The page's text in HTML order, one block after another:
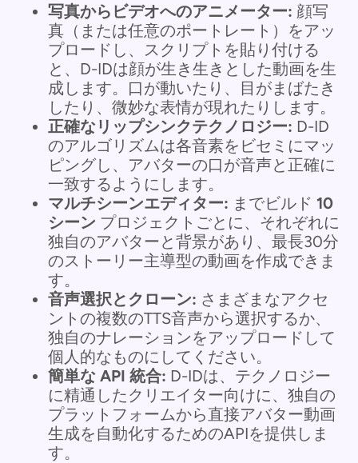
写真からビデオへのアニメーター: 顔写
真（または任意のポートレート）をアッ
プロードし、スクリプトを貼り付ける
と、D-IDは顔が生き生きとした動画を生
成します。口が動いたり、目がまばたき
したり、微妙な表情が現れたりします。
正確なリップシンクテクノロジー: D-ID
のアルゴリズムは各音素をビセミにマッ
ピングし、アバターの口が音声と正確に
一致するようにします。
マルチシーンエディター: までビルド 10
シーン プロジェクトごとに、それぞれに
独自のアバターと背景があり、最長30分
のストーリー主導型の動画を作成できま
す。
音声選択とクローン: さまざまなアクセ
ントの複数のTTS音声から選択するか、
独自のナレーションをアップロードして
個人的なものにしてください。
簡単な API 統合: D-IDは、テクノロジー
に精通したクリエイター向けに、独自の
プラットフォームから直接アバター動画
生成を自動化するためのAPIを提供しま
す。